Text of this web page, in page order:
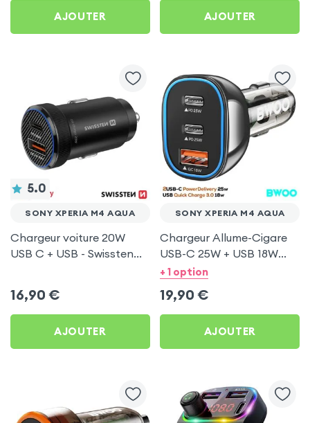
AJOUTER AJOUTER
5.0
SONY XPERIA M4 AQUA
Chargeur voiture 20W
USB C + USB - Swissten
16,90 €
AJOUTER
SONY XPERIA M4 AQUA
Chargeur Allume-Cigare
USB-C 25W + USB 18W
Bwoo pour Sony Xperia
+ 1 option
19,90 €
AJOUTER